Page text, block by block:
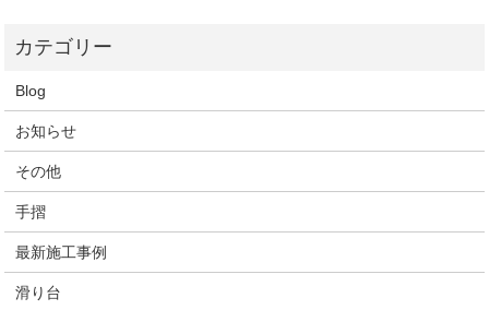
Blog
お知らせ
その他
手摺
最新施工事例
滑り台